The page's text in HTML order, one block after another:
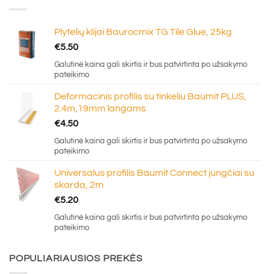
Plytelių klijai Baurocmix TG Tile Glue, 25kg
€5.50
Galutinė kaina gali skirtis ir bus patvirtinta po užsakymo
pateikimo
Deformacinis profilis su tinkeliu Baumit PLUS,
2.4m,19mm langams
€4.50
Galutinė kaina gali skirtis ir bus patvirtinta po užsakymo
pateikimo
Universalus profilis Baumit Connect jungčiai su
skarda, 2m
€5.20
Galutinė kaina gali skirtis ir bus patvirtinta po užsakymo
pateikimo
POPULIARIAUSIOS PREKĖS